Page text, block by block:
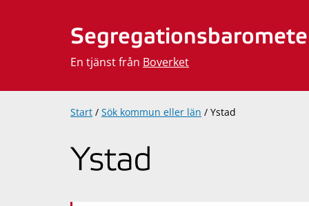
En tjänst från Boverket
Start / Sök kommun eller län / Ystad
Ystad